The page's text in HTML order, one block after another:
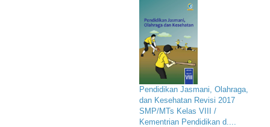
Pendidikan Jasmani, Olahraga,
dan Kesehatan Revisi 2017
SMP/MTs Kelas VIII /
Kementrian Pendidikan d....